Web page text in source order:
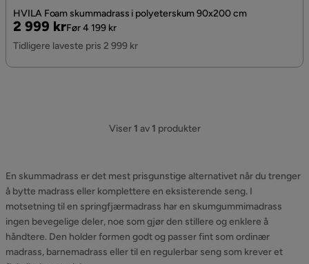
HVILA Foam skummadrass i polyeterskum 90x200 cm
Pris
2 999 kr
Original
Pris
Før 4 199 kr
Tidligere laveste pris 2 999 kr
Viser1 av1 produkter
En skummadrass er det mest prisgunstige alternativet når du trenger
å bytte madrass eller komplettere en eksisterende seng. I
motsetning til en springfjærmadrass har en skumgummimadrass
ingen bevegelige deler, noe som gjør den stillere og enklere å
håndtere. Den holder formen godt og passer fint som ordinær
madrass, barnemadrass eller til en regulerbar seng som krever et